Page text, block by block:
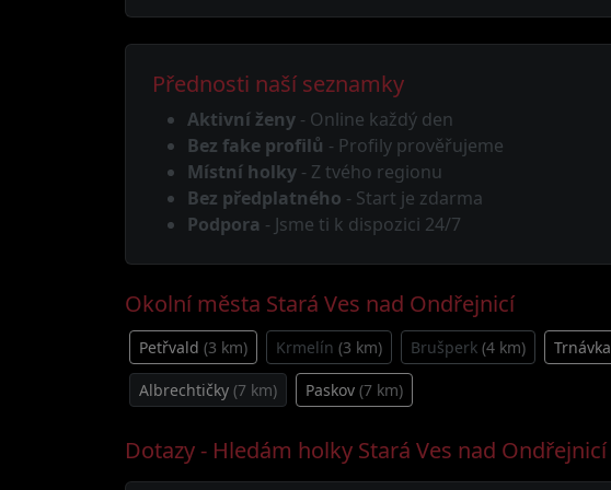
Přednosti naší seznamky
Aktivní ženy - Online každý den
Bez fake profilů - Profily prověřujeme
Místní holky - Z tvého regionu
Bez předplatného - Start je zdarma
Podpora - Jsme ti k dispozici 24/7
Okolní města Stará Ves nad Ondřejnicí
Petřvald (3 km) Krmelín (3 km) Brušperk (4 km) Trnávka
Albrechtičky (7 km) Paskov (7 km)
Dotazy - Hledám holky Stará Ves nad Ondřejnicí